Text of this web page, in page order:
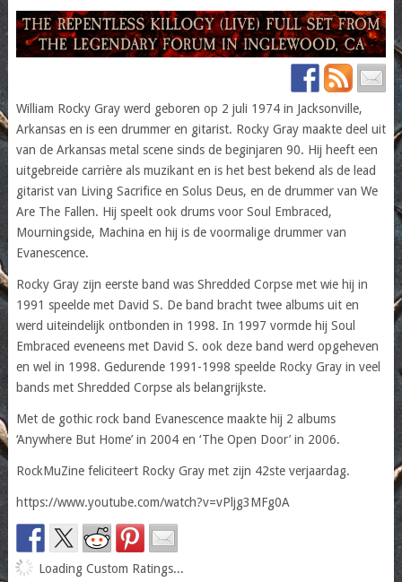
William Rocky Gray werd geboren op 2 juli 1974 in Jacksonville,
Arkansas en is een drummer en gitarist. Rocky Gray maakte deel uit
van de Arkansas metal scene sinds de beginjaren 90. Hij heeft een
uitgebreide carrière als muzikant en is het best bekend als de lead
gitarist van Living Sacrifice en Solus Deus, en de drummer van We
Are The Fallen. Hij speelt ook drums voor Soul Embraced,
Mourningside, Machina en hij is de voormalige drummer van
Evanescence.
Rocky Gray zijn eerste band was Shredded Corpse met wie hij in
1991 speelde met David S. De band bracht twee albums uit en
werd uiteindelijk ontbonden in 1998. In 1997 vormde hij Soul
Embraced eveneens met David S. ook deze band werd opgeheven
en wel in 1998. Gedurende 1991-1998 speelde Rocky Gray in veel
bands met Shredded Corpse als belangrijkste.
Met de gothic rock band Evanescence maakte hij 2 albums
‘Anywhere But Home’ in 2004 en ‘The Open Door’ in 2006.
RockMuZine feliciteert Rocky Gray met zijn 42ste verjaardag.
https://www.youtube.com/watch?v=vPljg3MFg0A
Loading Custom Ratings...